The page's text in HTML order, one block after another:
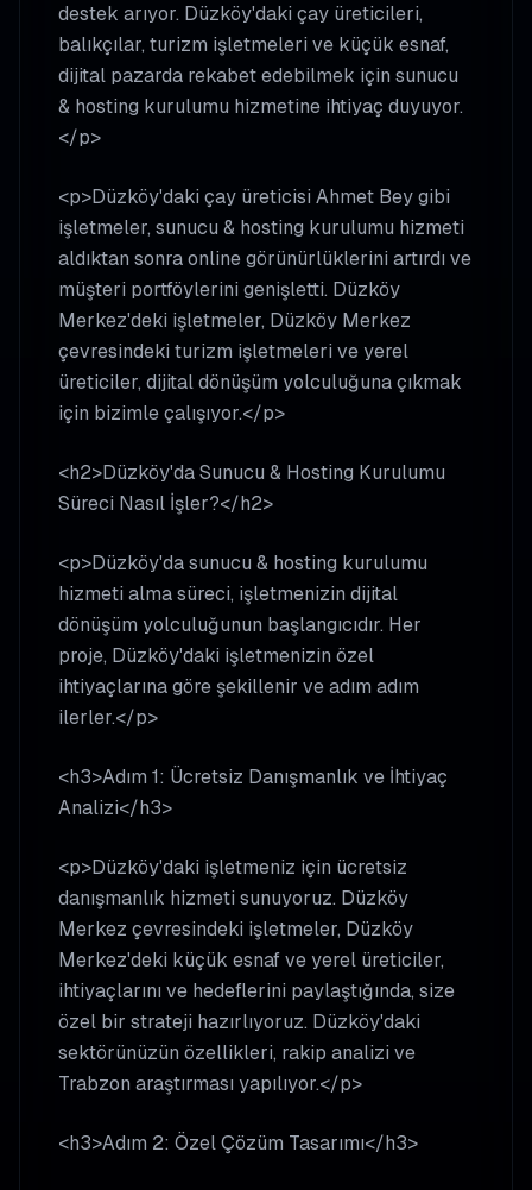
destek arıyor. Düzköy'daki çay üreticileri,
balıkçılar, turizm işletmeleri ve küçük esnaf,
dijital pazarda rekabet edebilmek için sunucu
& hosting kurulumu hizmetine ihtiyaç duyuyor.
</p>
<p>Düzköy'daki çay üreticisi Ahmet Bey gibi
işletmeler, sunucu & hosting kurulumu hizmeti
aldıktan sonra online görünürlüklerini artırdı ve
müşteri portföylerini genişletti. Düzköy
Merkez'deki işletmeler, Düzköy Merkez
çevresindeki turizm işletmeleri ve yerel
üreticiler, dijital dönüşüm yolculuğuna çıkmak
için bizimle çalışıyor.</p>
<h2>Düzköy'da Sunucu & Hosting Kurulumu
Süreci Nasıl İşler?</h2>
<p>Düzköy'da sunucu & hosting kurulumu
hizmeti alma süreci, işletmenizin dijital
dönüşüm yolculuğunun başlangıcıdır. Her
proje, Düzköy'daki işletmenizin özel
ihtiyaçlarına göre şekillenir ve adım adım
ilerler.</p>
<h3>Adım 1: Ücretsiz Danışmanlık ve İhtiyaç
Analizi</h3>
<p>Düzköy'daki işletmeniz için ücretsiz
danışmanlık hizmeti sunuyoruz. Düzköy
Merkez çevresindeki işletmeler, Düzköy
Merkez'deki küçük esnaf ve yerel üreticiler,
ihtiyaçlarını ve hedeflerini paylaştığında, size
özel bir strateji hazırlıyoruz. Düzköy'daki
sektörünüzün özellikleri, rakip analizi ve
Trabzon araştırması yapılıyor.</p>
<h3>Adım 2: Özel Çözüm Tasarımı</h3>